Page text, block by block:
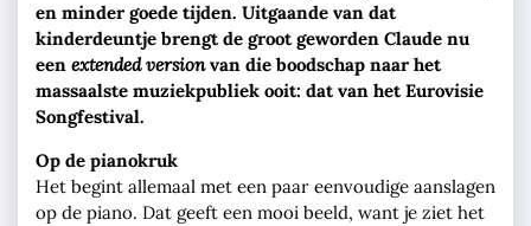
en minder goede tijden. Uitgaande van dat
kinderdeuntje brengt de groot geworden Claude nu
een extended versionvan die boodschap naar het
massaalste muziekpubliek ooit: dat van het Eurovisie
Songfestival.
Op de pianokruk
Het begint allemaal met een paar eenvoudige aanslagen
op de piano. Dat geeft een mooi beeld, want je ziet het